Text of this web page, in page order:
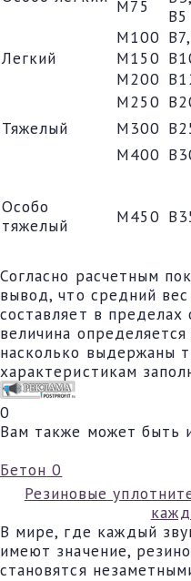
М75
В5
Легкий
М100
М150
М200
Тяжелый
М250
М300
М400
Особо
тяжелый
М450
Согласно расчетным
вывод, что средний
составляет в
величина
насколько выдержаны
характеристикам
0
Вам также может быть
Бетон 0
Резиновые
В мире, где каждый
имеют значение,
становятся